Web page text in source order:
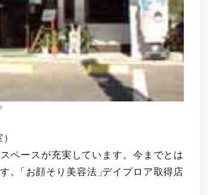
）
ペースが充実しています。今までとは
。 「お顔そり美容法 」デイプロア取得店